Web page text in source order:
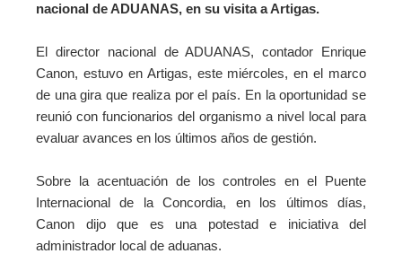
nacional de ADUANAS, en su visita a Artigas.
El director nacional de ADUANAS, contador Enrique
Canon, estuvo en Artigas, este miércoles, en el marco
de una gira que realiza por el país. En la oportunidad se
reunió con funcionarios del organismo a nivel local para
evaluar avances en los últimos años de gestión.
Sobre la acentuación de los controles en el Puente
Internacional de la Concordia, en los últimos días,
Canon dijo que es una potestad e iniciativa del
administrador local de aduanas.